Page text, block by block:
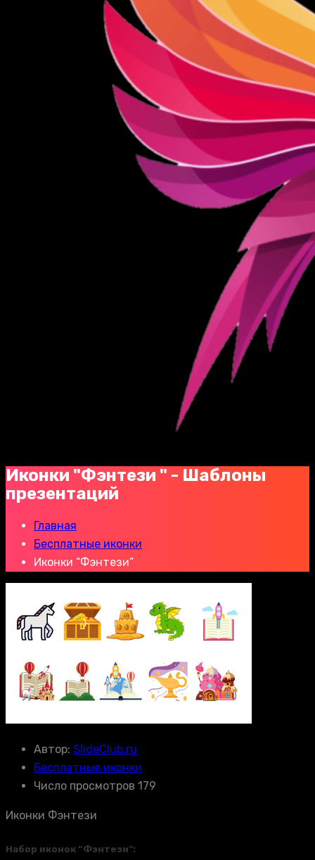
Иконки "Фэнтези " - Шаблоны
презентаций
Главная
Бесплатные иконки
Иконки “Фэнтези”
Автор: SlideClub.ru
Бесплатные иконки
Число просмотров 179
Иконки Фэнтези
Набор иконок “Фэнтези”: